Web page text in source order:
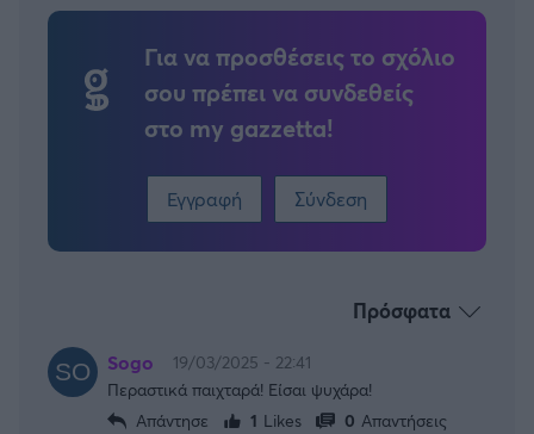
Για να προσθέσεις το σχόλιο
σου πρέπει να συνδεθείς
στο my gazzetta!
Εγγραφή Σύνδεση
Πρόσφατα
Sogo
19/03/2025 - 22:41
Περαστικά παιχταρά! Είσαι ψυχάρα!
Απάντησε
1 Likes 0 Απαντήσεις